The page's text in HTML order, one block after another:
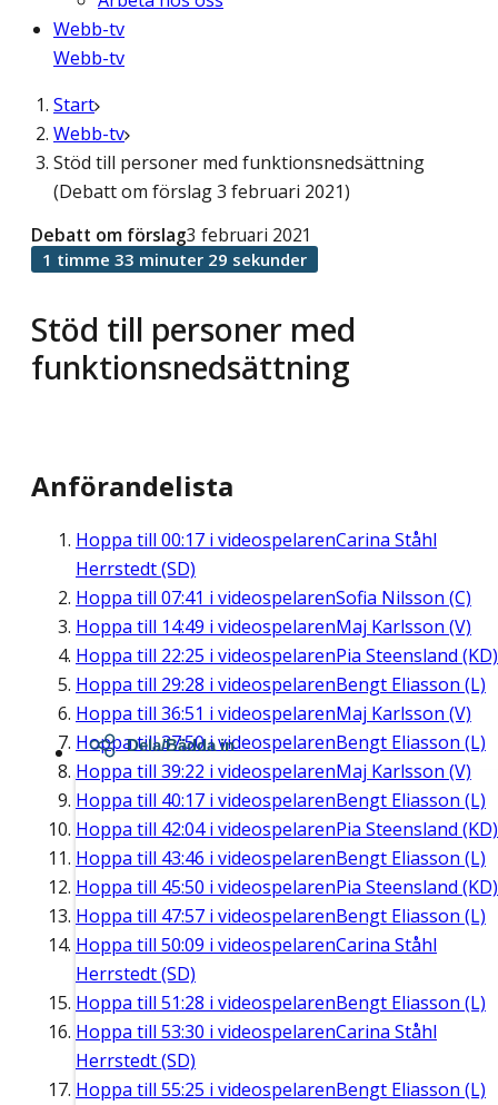
Webb-tv
Webb-tv
Start
Webb-tv
Stöd till personer med funktionsnedsättning
(Debatt om förslag 3 februari 2021)
Stöd till personer med
funktionsnedsättning
Debatt om förslag3 februari 2021
1 timme 33 minuter 29 sekunder
Anförandelista
Hoppa till 00:17 i videospelarenCarina Ståhl
Herrstedt (SD)
Hoppa till 07:41 i videospelarenSofia Nilsson (C)
Hoppa till 14:49 i videospelarenMaj Karlsson (V)
Hoppa till 22:25 i videospelarenPia Steensland (KD)
Hoppa till 29:28 i videospelarenBengt Eliasson (L)
Hoppa till 36:51 i videospelarenMaj Karlsson (V)
Hoppa till37:50i videospelarenBengt Eliasson (L)
Hoppa till 39:22 i videospelarenMaj Karlsson (V)
Hoppa till 40:17 i videospelarenBengt Eliasson (L)
Hoppa till 42:04i videospelarenPia Steensland (KD)
Hoppa till 43:46 i videospelarenBengt Eliasson (L)
Hoppa till 45:50 i videospelarenPia Steensland (KD)
Hoppa till 47:57 i videospelarenBengt Eliasson (L)
Hoppa till 50:09 i videospelarenCarina Ståhl
Herrstedt (SD)
Hoppa till 51:28 i videospelarenBengt Eliasson (L)
Hoppa till 53:30 i videospelarenCarina Ståhl
Herrstedt (SD)
Hoppa till 55:25 i videospelarenBengt Eliasson (L)
Dela/Bädda in